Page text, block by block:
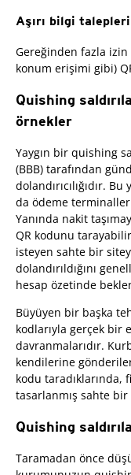
Aşırı bilgi talepleri
Gereğinden fazla
konum erişimi gibi)
Quishing
örnekler
Yaygın bir quishing
(BBB) tarafından
dolandırıcılığıdır.
da ödeme
Yanında nakit
QR kodunu
isteyen sahte bir
dolandırıldığını
hesap özetinde
Büyüyen bir başka
kodlarıyla gerçek bir
davranmalarıdır.
kendilerine
kodu
tasarlanmış sahte
Quishing
Taramadan önce